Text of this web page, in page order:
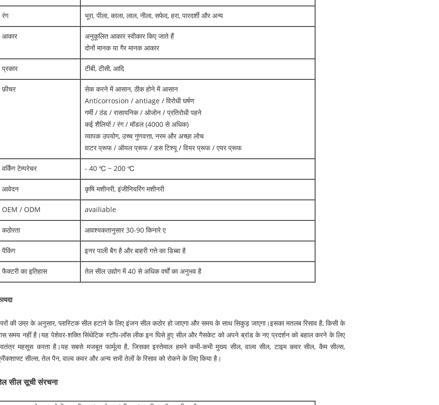
रंग भूरा, पीला, काला, लाल, नीला, सफेद, हरा, पारदर्शी और अन्य
आकार
अनुकूलित आकार स्वीकार किए जाते हैं
दोनों मानक या गैर मानक आकार
प्रकार टीबी, टीसी, आदि
फ़ीचर
सेक करने में आसान, ठीक होने में आसान
Anticorrosion / antiage / विरोधी घर्षण
गर्मी / ठंड / रासायनिक / ओजोन / प्रतिरोधी पहने
कई शैलियों / रंग / मॉडल (4000 से अधिक)
व्यापक उपयोग, उच्च गुणवत्ता, नरम और अच्छा लोच
वाटर प्रूफ / ऑयल प्रूफ / डस टिश्यू / वियर प्रूफ / एयर प्रूफ
वर्किंग टेम्परेचर - 40 ℃ ~ 200 ℃
आवेदन कृषि मशीनरी, इंजीनियरिंग मशीनरी
OEM / ODM availiable
कठोरता आवश्यकतानुसार 30-90 किनारे ए
पैकिंग इनर पाली बैग है और बाहरी गत्ते का डिब्बा है
फैक्टरी का इतिहास तेल सील उद्योग में 40 से अधिक वर्षों का अनुभव है
की उम्र के अनुसार, प्लास्टिक सील हटाने के लिए इंजन सील कठोर हो जाएगा और समय के साथ सिकुड़ जाएगा।इसका मतलब रिसाव है, किसी के
समय नहीं है।यह पेशेवर-शक्ति सिंथेटिक स्टॉप-लॉस लीक इन घिसे हुए सील और गैसकेट को अपने ब्रांड के नए प्रदर्शन को बहाल करने के लिए
महसूस करता है।यह सबसे मजबूत फार्मूला है, जिसका इस्तेमाल हमने कभी-कभी मुख्य सील, वाल्व सील, टाइम कवर सील, कैम सील्स,
सील्स, तेल पैन, वाल्व कवर और अन्य सभी तेलों के रिसाव को रोकने के लिए किया है।
सील सूची संरचना